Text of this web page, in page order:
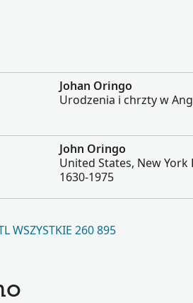
Johan Oringo
Urodzenia i chrzty w
John Oringo
United States, New
1630-1975
WSZYSTKIE 260 895